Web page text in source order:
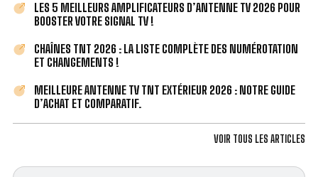
LES 5 MEILLEURS AMPLIFICATEURS D’ANTENNE TV 2026 POUR
BOOSTER VOTRE SIGNAL TV !
CHAÎNES TNT 2026 : LA LISTE COMPLÈTE DES NUMÉROTATION
ET CHANGEMENTS !
MEILLEURE ANTENNE TV TNT EXTÉRIEUR 2026 : NOTRE GUIDE
D’ACHAT ET COMPARATIF.
VOIR TOUS LES ARTICLES